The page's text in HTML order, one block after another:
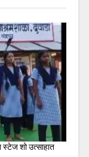
शो उत्साहात